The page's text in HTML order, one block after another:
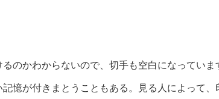
のかわからないので、切手も空白になっていま
憶が付きまとうこともある。見る人によって